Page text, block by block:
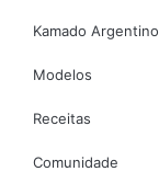
Kamado Argentino
Modelos
Receitas
Comunidade